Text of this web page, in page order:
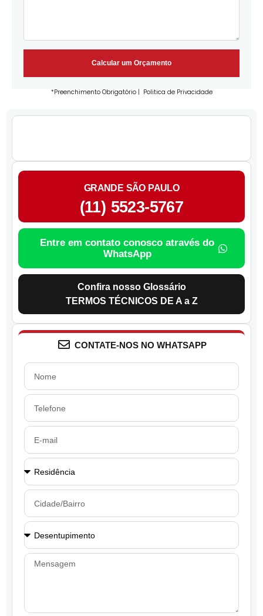
Calcular um Orçamento
*Preenchimento Obrigatório | Politica de Privacidade
GRANDE SÃO PAULO
(11) 5523-5767
Entre em contato conosco através do
WhatsApp
Confira nosso Glossário
TERMOS TÉCNICOS DE A a Z
CONTATE-NOS NO WHATSAPP